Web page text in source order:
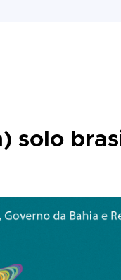
solo